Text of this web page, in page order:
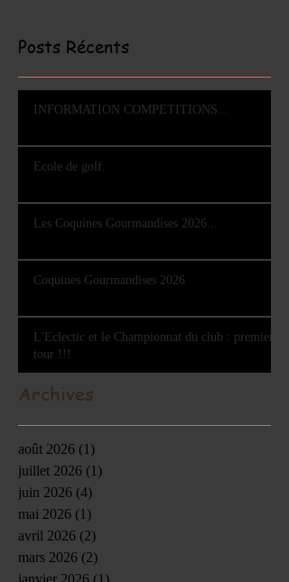
Posts Récents
INFORMATION COMPETITIONS...
Ecole de golf:
Les Coquines Gourmandises 2026...
Coquines Gourmandises 2026
L'Eclectic et le Championnat du club : premier
tour !!!
Archives
août 2026 (1)
juillet 2026 (1)
juin 2026 (4)
mai 2026 (1)
avril 2026 (2)
mars 2026 (2)
janvier 2026 (1)